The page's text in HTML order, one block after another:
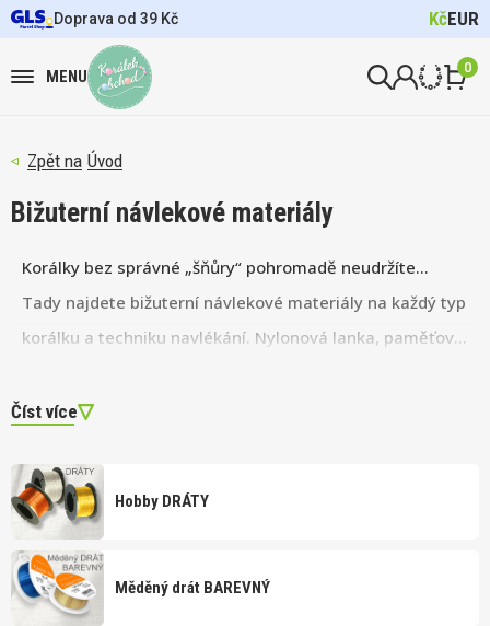
Doprava od 39 Kč KčEUR
MENU 0
Úvod
Bižuterní návlekové materiály
Korálky bez správné „šňůry“ pohromadě neudržíte...
Tady najdete bižuterní návlekové materiály na každý typ
korálku a techniku navlékání. Nylonová lanka, paměťový
kožené šňůrky. Prostě abyste navlékli opulentní perly i
Číst více
Hobby DRÁTY
Měděný drát BAREVNÝ